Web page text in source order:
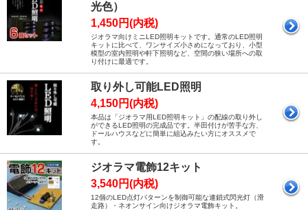
光色）
1,450円(内税)
ジオラマ向けミニLED照明キットです。通常のLED照明
キットに比べて、ワンサイズ小さめになっており、小型
模型の室内照明や軒下照明など、空間の狭い場所への取
り付けに最適です。
取り外し可能LED照明
4,150円(内税)
本品は「ジオラマ用LED照明キット」の配線の取り外し
ができるLED照明の完成品です。半田付けが苦手な方、
ドールハウスなどに簡単に組込みたい方にオススメで
す。
ジオラマ電飾12キット
3,540円(内税)
12個のLED点灯パターンを制御可能な連鎖式閃光灯（滑
走路）・ネオンサイン向けジオラマ電飾キット。